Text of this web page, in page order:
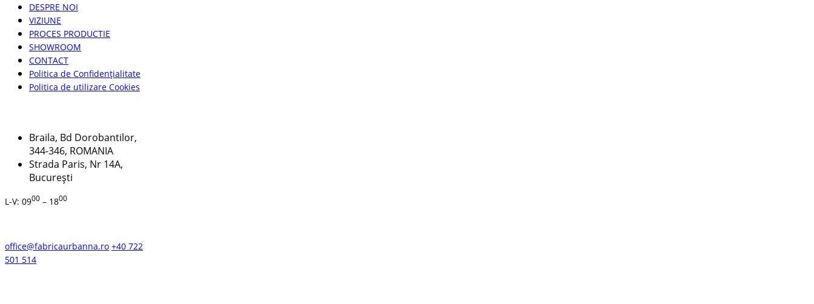
DESPRE NOI
VIZIUNE
PROCES PRODUCTIE
SHOWROOM
CONTACT
Politica de Confidențialitate
Politica de utilizare Cookies
Braila, Bd Dorobantilor,
344-346, ROMANIA
Strada Paris, Nr 14A,
București
L-V: 0900 – 1800
office@fabricaurbanna.ro +40 722
501 514